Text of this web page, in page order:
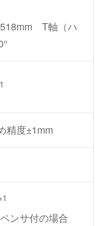
T軸（ハ
精度±1mm
ンサ付の場合